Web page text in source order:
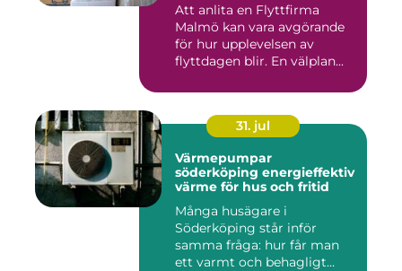
Att anlita en Flyttfirma
Malmö kan vara avgörande
för hur upplevelsen av
flyttdagen blir. En välplan...
31. jul
Värmepumpar
söderköping energieffektiv
värme för hus och fritid
Många husägare i
Söderköping står inför
samma fråga: hur får man
ett varmt och behagligt